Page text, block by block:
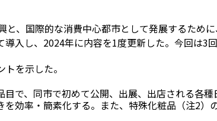
と、国際的な消費中心都市として発展するため
入し、2024年に内容を1度更新した。今回は3
を示した。
で、同市で初めて公開、出展、出店される各
を効率・簡素化する。また、特殊化粧品（注2）